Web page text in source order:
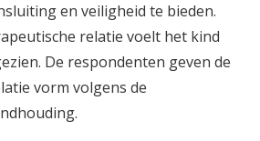
en veiligheid te bieden.
relatie voelt het kind
De respondenten geven de
vorm volgens de